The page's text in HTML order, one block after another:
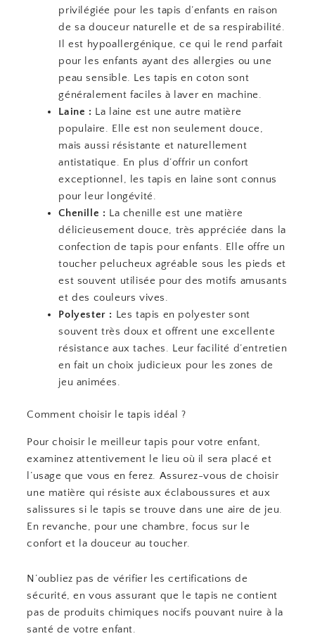
privilégiée pour les tapis d’enfants en raison
de sa douceur naturelle et de sa respirabilité.
Il est hypoallergénique, ce qui le rend parfait
pour les enfants ayant des allergies ou une
peau sensible. Les tapis en coton sont
généralement faciles à laver en machine.
Laine : La laine est une autre matière
populaire. Elle est non seulement douce,
mais aussi résistante et naturellement
antistatique. En plus d’offrir un confort
exceptionnel, les tapis en laine sont connus
pour leur longévité.
Chenille : La chenille est une matière
délicieusement douce, très appréciée dans la
confection de tapis pour enfants. Elle offre un
toucher pelucheux agréable sous les pieds et
est souvent utilisée pour des motifs amusants
et des couleurs vives.
Polyester : Les tapis en polyester sont
souvent très doux et offrent une excellente
résistance aux taches. Leur facilité d’entretien
en fait un choix judicieux pour les zones de
jeu animées.
Comment choisir le tapis idéal ?
Pour choisir le meilleur tapis pour votre enfant,
examinez attentivement le lieu où il sera placé et
l’usage que vous en ferez. Assurez-vous de choisir
une matière qui résiste aux éclaboussures et aux
salissures si le tapis se trouve dans une aire de jeu.
En revanche, pour une chambre, focus sur le
confort et la douceur au toucher.
N’oubliez pas de vérifier les certifications de
sécurité, en vous assurant que le tapis ne contient
pas de produits chimiques nocifs pouvant nuire à la
santé de votre enfant.